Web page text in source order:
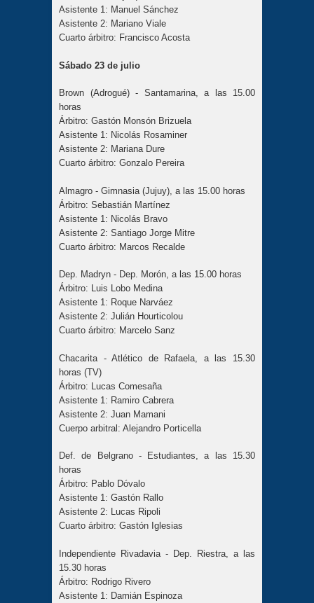
Asistente 1: Manuel Sánchez
Asistente 2: Mariano Viale
Cuarto árbitro: Francisco Acosta
Sábado 23 de julio
Brown (Adrogué) - Santamarina, a las 15.00
horas
Árbitro: Gastón Monsón Brizuela
Asistente 1: Nicolás Rosaminer
Asistente 2: Mariana Dure
Cuarto árbitro: Gonzalo Pereira
Almagro - Gimnasia (Jujuy), a las 15.00 horas
Árbitro: Sebastián Martínez
Asistente 1: Nicolás Bravo
Asistente 2: Santiago Jorge Mitre
Cuarto árbitro: Marcos Recalde
Dep. Madryn - Dep. Morón, a las 15.00 horas
Árbitro: Luis Lobo Medina
Asistente 1: Roque Narváez
Asistente 2: Julián Hourticolou
Cuarto árbitro: Marcelo Sanz
Chacarita - Atlético de Rafaela, a las 15.30
horas (TV)
Árbitro: Lucas Comesaña
Asistente 1: Ramiro Cabrera
Asistente 2: Juan Mamani
Cuerpo arbitral: Alejandro Porticella
Def. de Belgrano - Estudiantes, a las 15.30
horas
Árbitro: Pablo Dóvalo
Asistente 1: Gastón Rallo
Asistente 2: Lucas Ripoli
Cuarto árbitro: Gastón Iglesias
Independiente Rivadavia - Dep. Riestra, a las
15.30 horas
Árbitro: Rodrigo Rivero
Asistente 1: Damián Espinoza